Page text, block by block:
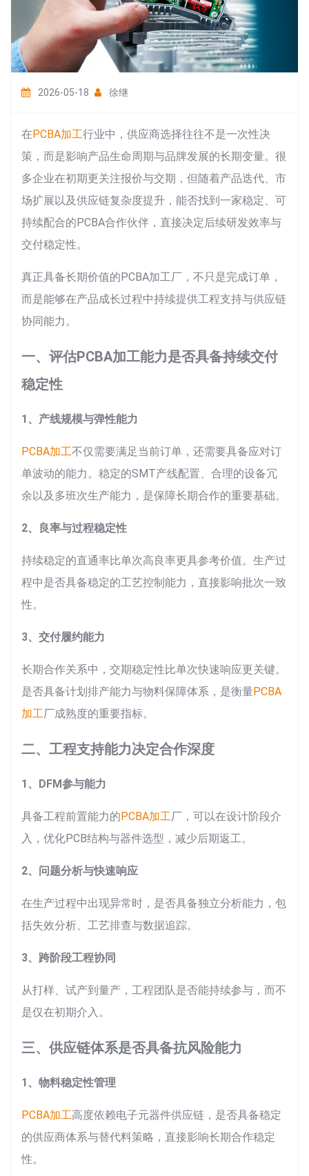
2026-05-18 徐继
在PCBA加工行业中，供应商选择往往不是一次性决
策，而是影响产品生命周期与品牌发展的长期变量。很
多企业在初期更关注报价与交期，但随着产品迭代、市
场扩展以及供应链复杂度提升，能否找到一家稳定、可
持续配合的PCBA合作伙伴，直接决定后续研发效率与
交付稳定性。
真正具备长期价值的PCBA加工厂，不只是完成订单，
而是能够在产品成长过程中持续提供工程支持与供应链
协同能力。
一、评估PCBA加工能力是否具备持续交付
稳定性
1、产线规模与弹性能力
PCBA加工不仅需要满足当前订单，还需要具备应对订
单波动的能力。稳定的SMT产线配置、合理的设备冗
余以及多班次生产能力，是保障长期合作的重要基础。
2、良率与过程稳定性
持续稳定的直通率比单次高良率更具参考价值。生产过
程中是否具备稳定的工艺控制能力，直接影响批次一致
性。
3、交付履约能力
长期合作关系中，交期稳定性比单次快速响应更关键。
是否具备计划排产能力与物料保障体系，是衡量PCBA
加工厂成熟度的重要指标。
二、工程支持能力决定合作深度
1、DFM参与能力
具备工程前置能力的PCBA加工厂，可以在设计阶段介
入，优化PCB结构与器件选型，减少后期返工。
2、问题分析与快速响应
在生产过程中出现异常时，是否具备独立分析能力，包
括失效分析、工艺排查与数据追踪。
3、跨阶段工程协同
从打样、试产到量产，工程团队是否能持续参与，而不
是仅在初期介入。
三、供应链体系是否具备抗风险能力
1、物料稳定性管理
PCBA加工高度依赖电子元器件供应链，是否具备稳定
的供应商体系与替代料策略，直接影响长期合作稳定
性。